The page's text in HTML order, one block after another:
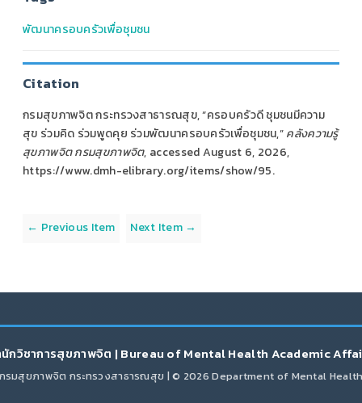
พัฒนาครอบครัวเพื่อชุมชน
Citation
กรมสุขภาพจิต กระทรวงสาธารณสุข, “ครอบครัวดี ชุมชนมีความ
สุข ร่วมคิด ร่วมพูดคุย ร่วมพัฒนาครอบครัวเพื่อชุมชน,”คลังความรู้
สุขภาพจิต กรมสุขภาพจิต, accessed August 6, 2026,
https://www.dmh-elibrary.org/items/show/95.
← Previous Item Next Item →
กวิชาการสุขภาพจิต | Bureau of Mental Health Academic
รมสุขภาพจิต กระทรวงสาธารณสุข | © 2026 Department of Mental